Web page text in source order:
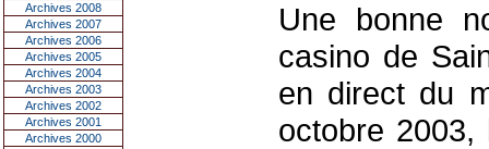
Archives 2008
Archives 2007
Archives 2006
Archives 2005
Archives 2004
Archives 2003
Archives 2002
Archives 2001
Archives 2000
Une bonne
casino de
en direct du
octobre